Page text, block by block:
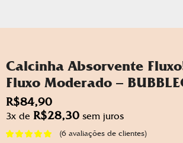
Calcinha Absorvente
Fluxo Moderado –
R$84,90
3x de R$28,30 sem juros
(6 avaliações de clientes)